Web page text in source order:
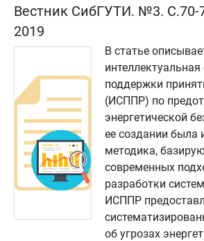
Вестник СибГУТИ. №3. C.70-
2019
В статье
интеллектуальная
поддержки
(ИСППР) по
энергетической
ее создании была
методика,
современных
разработки
ИСППР
об угрозах